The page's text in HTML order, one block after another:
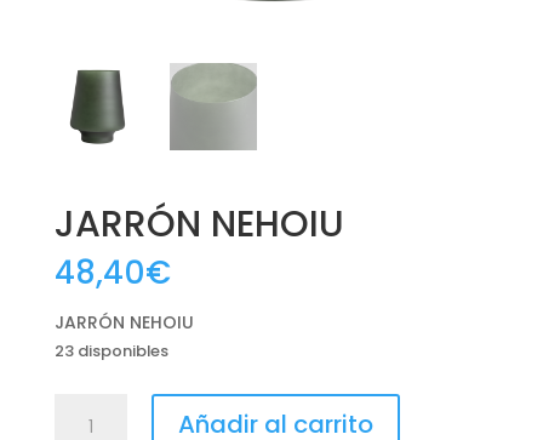
JARRÓN NEHOIU
48,40€
JARRÓN NEHOIU
23 disponibles
NEHOIU
Añadir al carrito